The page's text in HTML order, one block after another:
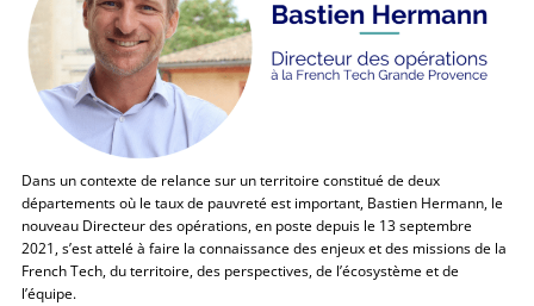
Dans un contexte de relance sur un territoire constitué de deux
départements où le taux de pauvreté est important, Bastien Hermann, le
nouveau Directeur des opérations, en poste depuis le 13 septembre
2021, s’est attelé à faire la connaissance des enjeux et des missions de la
French Tech, du territoire, des perspectives, de l’écosystème et de
l’équipe.